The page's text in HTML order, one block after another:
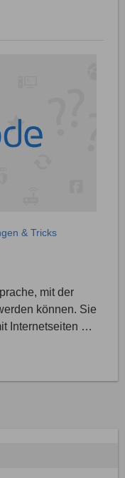
& Tricks
mit der
können. Sie
Internetseiten …